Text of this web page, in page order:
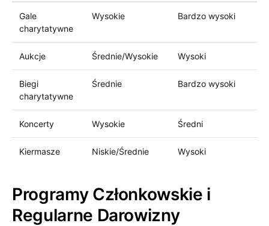
Gale
charytatywne
Wysokie Bardzo wysoki
Aukcje Średnie/Wysokie Wysoki
Biegi
charytatywne
Średnie Bardzo wysoki
Koncerty Wysokie Średni
Kiermasze Niskie/Średnie Wysoki
Programy Członkowskie i
Regularne Darowizny